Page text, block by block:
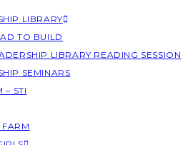
LIBRARY
TO BUILD
LIBRARY READING SESSION
SEMINARS
– STI